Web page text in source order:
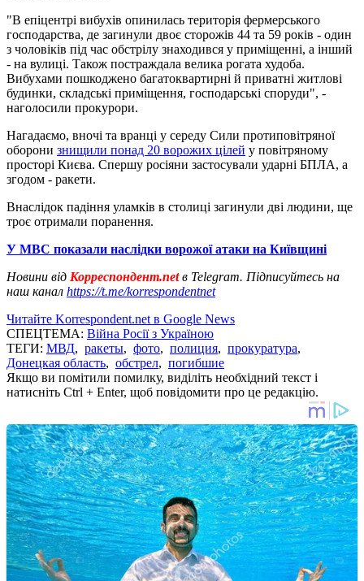
"В епіцентрі вибухів опинилась територія фермерського
господарства, де загинули двоє сторожів 44 та 59 років - один
з чоловіків під час обстрілу знаходився у приміщенні, а інший
- на вулиці. Також постраждала велика рогата худоба.
Вибухами пошкоджено багатоквартирні й приватні житлові
будинки, складські приміщення, господарські споруди", -
наголосили прокурори.
Нагадаємо, вночі та вранці у середу Сили протиповітряної
оборони знищили понад 20 ворожих цілей у повітряному
просторі Києва. Спершу росіяни застосували ударні БПЛА, а
згодом - ракети.
Внаслідок падіння уламків в столиці загинули дві людини, ще
троє отримали поранення.
У МВС показали наслідки ворожої атаки на Київщині
Новини від Корреспондент.netв Telegram. Підписуйтесь на
наш канал https://t.me/korrespondentnet
Читайте Korrespondent.net в Google News
СПЕЦТЕМА: Війна Росії з Україною
ТЕГИ: МВД, ракеты, фото, полиция, прокуратура,
Донецкая область, обстрел, погибшие
Якщо ви помітили помилку, виділіть необхідний текст і
натисніть Ctrl + Enter, щоб повідомити про це редакцію.